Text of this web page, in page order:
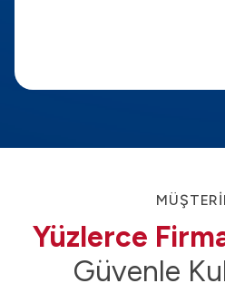
Yüzlerce
Güvenle